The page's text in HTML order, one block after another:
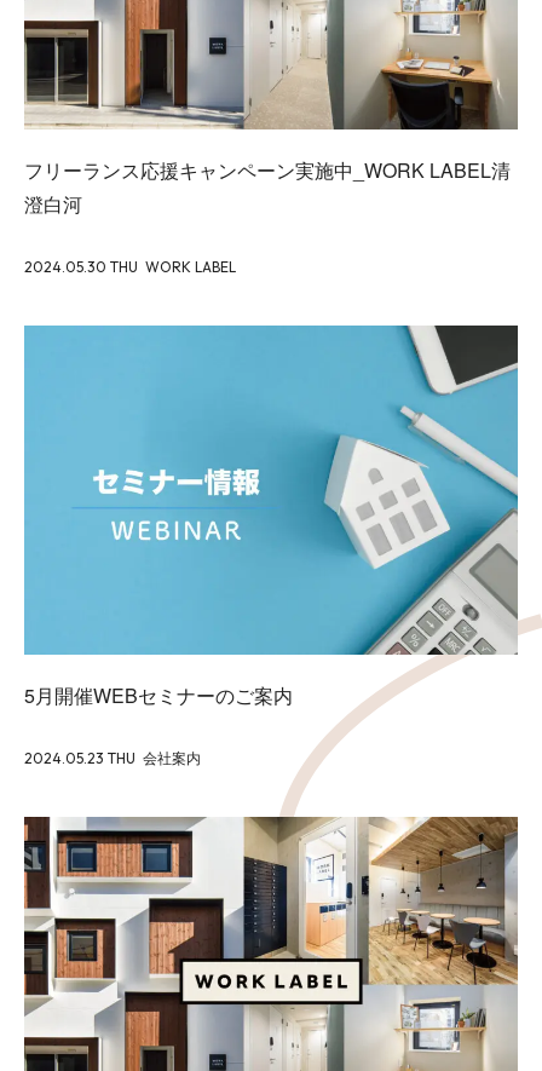
フリーランス応援キャンペーン実施中_WORK LABEL清
澄白河
2024.05.30 THU WORK LABEL
5月開催WEBセミナーのご案内
2024.05.23 THU 会社案内